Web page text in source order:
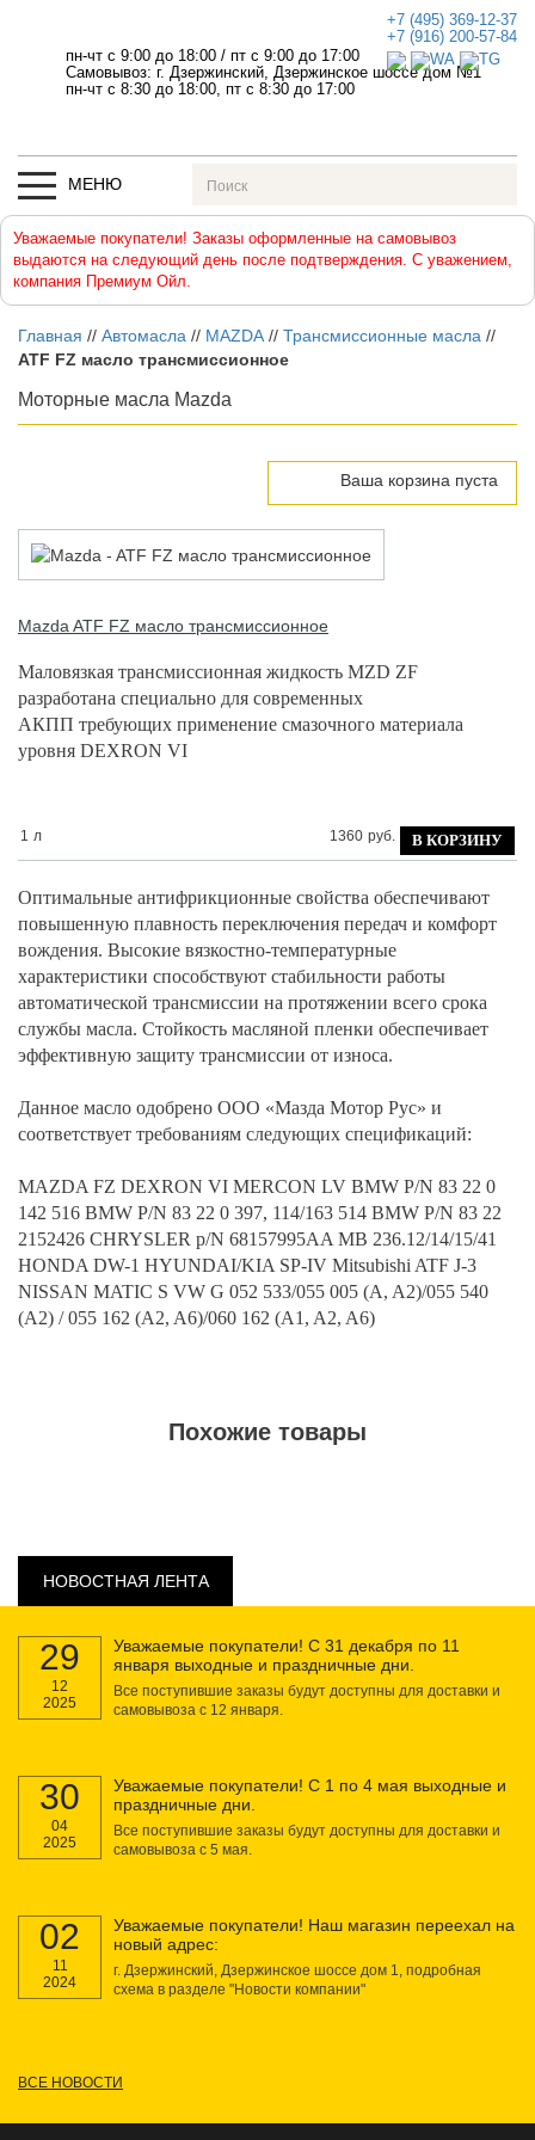
+7 (495) 369-12-37
+7 (916) 200-57-84
пн-чт с 9:00 до 18:00 / пт с 9:00 до 17:00
Самовывоз: г. Дзержинский, Дзержинское шоссе дом №1
пн-чт с 8:30 до 18:00, пт с 8:30 до 17:00
МЕНЮ
Уважаемые покупатели! Заказы оформленные на самовывоз
выдаются на следующий день после подтверждения. С уважением,
компания Премиум Ойл.
Главная // Автомасла // MAZDA // Трансмиссионные масла //
ATF FZ масло трансмиссионное
Мoтoрныe мacлa Mazda
Ваша корзина пуста
MazdaATF FZ масло трансмиссионное
Маловязкая трансмиссионная жидкость MZD ZF
разработана специально для современных
АКПП требующих применение смазочного материала
уровня DEXRON VI
1 л 1360 руб.
Оптимальные антифрикционные свойства обеспечивают
повышенную плавность переключения передач и комфорт
вождения. Высокие вязкостно-температурные
характеристики способствуют стабильности работы
автоматической трансмиссии на протяжении всего срока
службы масла. Стойкость масляной пленки обеспечивает
эффективную защиту трансмиссии от износа.
Данное масло одобрено ООО «Мазда Мотор Рус» и
соответствует требованиям следующих спецификаций:
MAZDA FZ DEXRON VI MERCON LV BMW P/N 83 22 0
142 516 BMW P/N 83 22 0 397, 114/163 514 BMW P/N 83 22
2152426 CHRYSLER p/N 68157995AA MB 236.12/14/15/41
HONDA DW-1 HYUNDAI/KIA SP-IV Mitsubishi ATF J-3
NISSAN MATIC S VW G 052 533/055 005 (A, A2)/055 540
(A2) / 055 162 (A2, A6)/060 162 (A1, A2, A6)
Похожие товары
НОВОСТНАЯ ЛЕНТА
29
12
2025
Уважаемые покупатели! С 31 декабря по 11
января выходные и праздничные дни.
Все поступившие заказы будут доступны для доставки и
самовывоза с 12 января.
30
04
2025
Уважаемые покупатели! С 1 по 4 мая выходные и
праздничные дни.
Все поступившие заказы будут доступны для доставки и
самовывоза с 5 мая.
02
11
2024
Уважаемые покупатели! Наш магазин переехал на
новый адрес:
г. Дзержинский, Дзержинское шоссе дом 1, подробная
схема в разделе "Новости компании"
ВСЕ НОВОСТИ